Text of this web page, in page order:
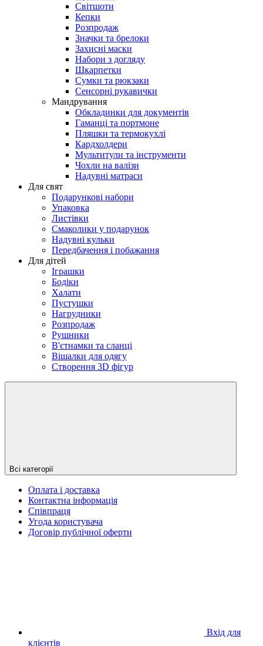
Світшоти
Кепки
Розпродаж
Значки та брелоки
Захисні маски
Набори з догляду
Шкарпетки
Сумки та рюкзаки
Сенсорні рукавички
Мандрування
Обкладинки для документів
Гаманці та портмоне
Пляшки та термокухлі
Кардхолдери
Мультитули та інструменти
Чохли на валізи
Надувні матраси
Для свят
Подарункові набори
Упаковка
Листівки
Смаколики у подарунок
Надувні кульки
Передбачення і побажання
Для дітей
Іграшки
Бодіки
Халати
Пустушки
Нагрудники
Розпродаж
Рушники
В'єтнамки та сланці
Вішалки для одягу
Створення 3D фігур
Всі категорії
Оплата і доставка
Контактна інформація
Співпраця
Угода користувача
Договір публічної оферти
Вхід для
клієнтів